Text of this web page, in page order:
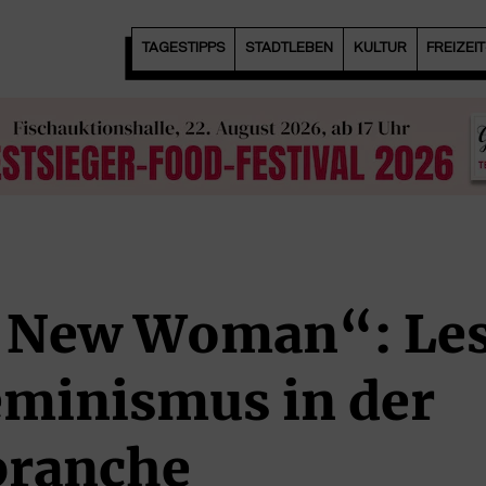
TAGESTIPPS STADTLEBEN KULTUR
Woman“:
in der